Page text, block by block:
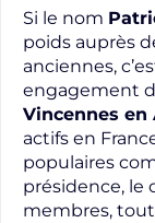
Si le nom
poids auprès
anciennes,
engagement
Vincennes en
actifs en
populaires
présidence, le
membres, tout